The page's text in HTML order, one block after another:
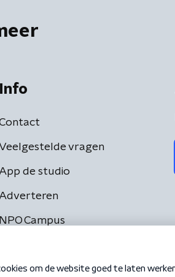
Info
vragen
de studio
NPO Campus